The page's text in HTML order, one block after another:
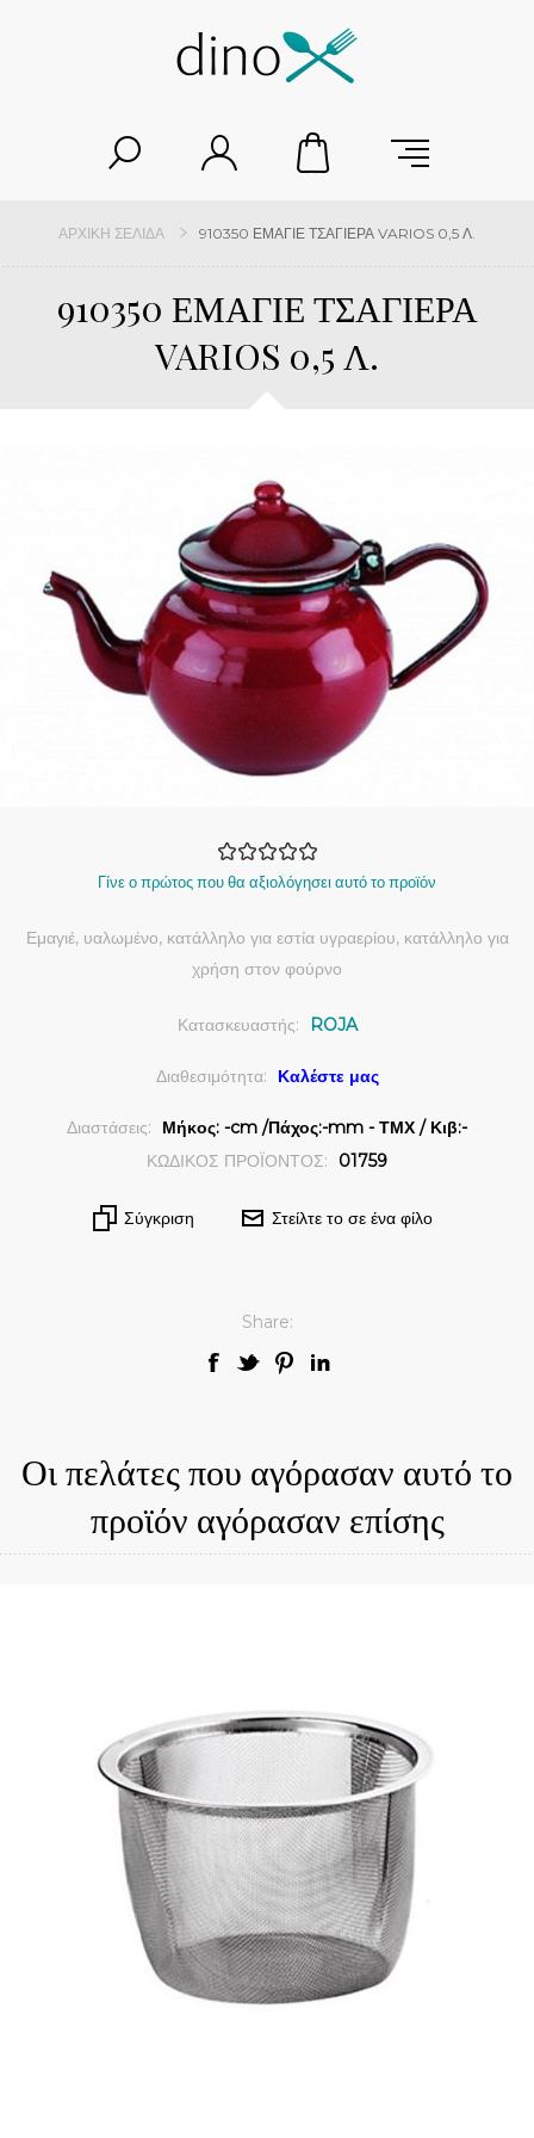
ΑΡΧΙΚΉ ΣΕΛΊΔΑ 910350 ΕΜΑΓΙΕ ΤΣΑΓΙΕΡΑ VARIOS 0,5 Λ.
910350 ΕΜΑΓΙΕ ΤΣΑΓΙΕΡΑ
VARIOS 0,5 Λ.
Γίνε ο πρώτος που θα αξιολόγησει αυτό το προϊόν
Εμαγιέ, υαλωμένο, κατάλληλο για εστία υγραερίου, κατάλληλο για
χρήση στον φούρνο
Κατασκευαστής: ROJA
Διαθεσιμότητα: Καλέστε μας
Διαστάσεις:
Μήκος: -cm /Πάχος:-mm - ΤΜΧ / Κιβ:-
ΚΩΔΙΚΟΣ ΠΡΟΪΟΝΤΟΣ:
01759
Σύγκριση Στείλτε το σε ένα φίλο
Share:
Οι πελάτες που αγόρασαν αυτό το
προϊόν αγόρασαν επίσης